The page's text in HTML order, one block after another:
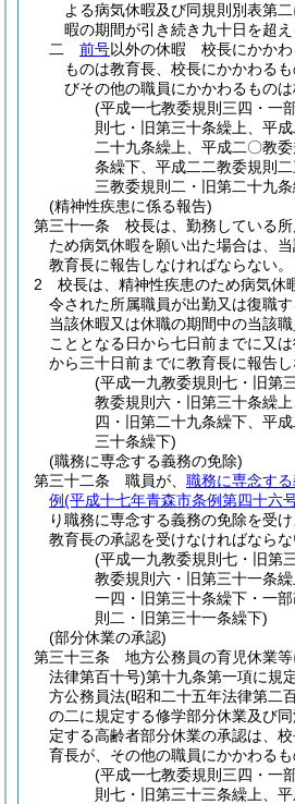
よる病気休暇及び同規則別表第
暇の期間が引き続き九十日を超
二
前号以外の休暇 校長にかかわ
ものは教育長、校長にかかわる
びその他の職員にかかわるもの
(平成一七教委規則三四・一
則七・旧第三十条繰上、平
二十九条繰上、平成二〇教
条繰下、平成二二教委規則
三教委規則二・旧第二十九
(精神性疾患に係る報告)
第三十一条
校長は、勤務している
ため病気休暇を願い出た場合は、
教育長に報告しなければならない。
2
校長は、精神性疾患のため病気休
令された所属職員が出勤又は復職す
当該休暇又は休職の期間中の当該
こととなる日から七日前までに又
から三十日前までに教育長に報告し
(平成一九教委規則七・旧第
教委規則六・旧第三十条繰
四・旧第二十九条繰下、平
三十条繰下)
(職務に専念する義務の免除)
第三十二条
職員が、 職務に専念す
例(平成十七年青森市条例第四十六
り職務に専念する義務の免除を受け
教育長の承認を受けなければならな
(平成一九教委規則七・旧第
教委規則六・旧第三十一条
一四・旧第三十条繰下・一
則二・旧第三十一条繰下)
(部分休業の承認)
第三十三条
地方公務員の育児休業
法律第百十号)第十九条第一項に規
方公務員法(昭和二十五年法律第二
の二に規定する修学部分休業及び
定する高齢者部分休業の承認は、
育長が、その他の職員にかかわるも
(平成一七教委規則三四・一
則七・旧第三十三条繰上、